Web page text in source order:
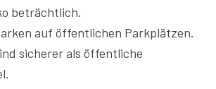
beträchtlich.
auf öffentlichen Parkplätzen.
sicherer als öffentliche